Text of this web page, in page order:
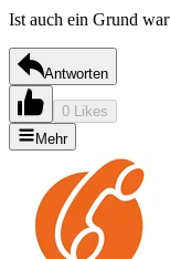
Ist auch ein Grund
Antworten
0 Likes
Mehr